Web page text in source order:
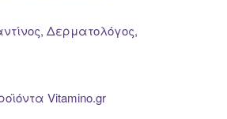
Δερματολόγος,
Vitamino.gr